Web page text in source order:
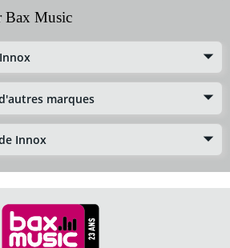
Bax Music
marques
Innox